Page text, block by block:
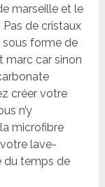
marseille et le
de cristaux
sous forme de
marc car sinon
créer votre
n’y
microfibre
lave-
du temps de